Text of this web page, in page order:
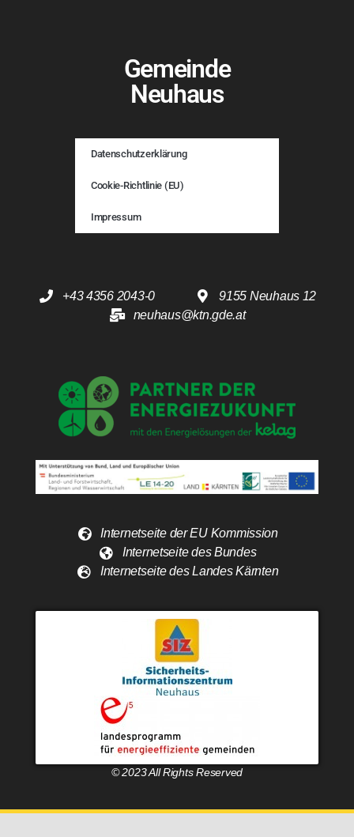
Gemeinde
Neuhaus
Datenschutzerklärung
Cookie-Richtlinie (EU)
Impressum
+43 4356 2043-0
9155 Neuhaus 12
neuhaus@ktn.gde.at
Internetseite der EU Kommission
Internetseite des Bundes
Internetseite des Landes Kärnten
© 2023 All Rights Reserved